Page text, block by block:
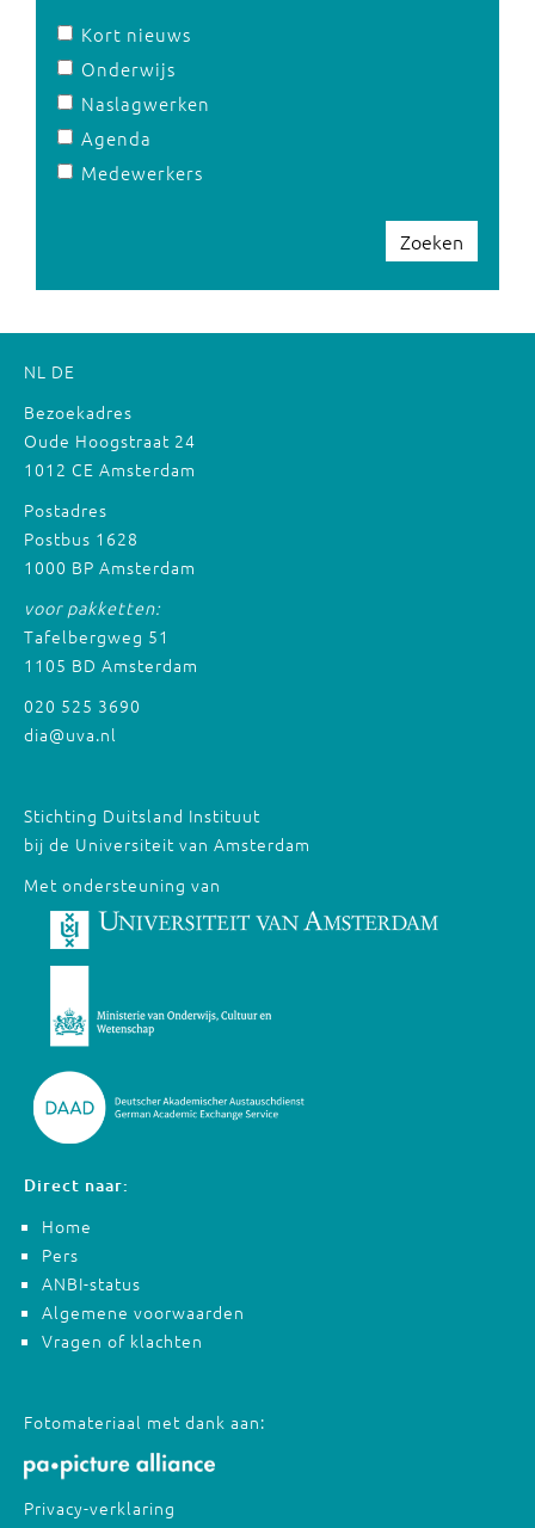
Kort nieuws
Onderwijs
Naslagwerken
Agenda
Medewerkers
Zoeken
NL DE
Bezoekadres
Oude Hoogstraat 24
1012 CE Amsterdam
Postadres
Postbus 1628
1000 BP Amsterdam
voor pakketten:
Tafelbergweg 51
1105 BD Amsterdam
020 525 3690
dia@uva.nl
Stichting Duitsland Instituut
bij de Universiteit van Amsterdam
Met ondersteuning van
Direct naar:
Home
Pers
ANBI-status
Algemene voorwaarden
Vragen of klachten
Fotomateriaal met dank aan:
Privacy-verklaring